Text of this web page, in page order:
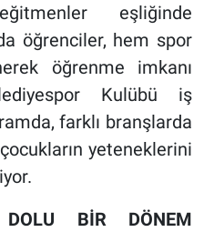
eşliğinde
öğrenciler, hem spor
öğrenme imkanı
Kulübü iş
farklı branşlarda
yeteneklerini
DOLU BİR DÖNEM